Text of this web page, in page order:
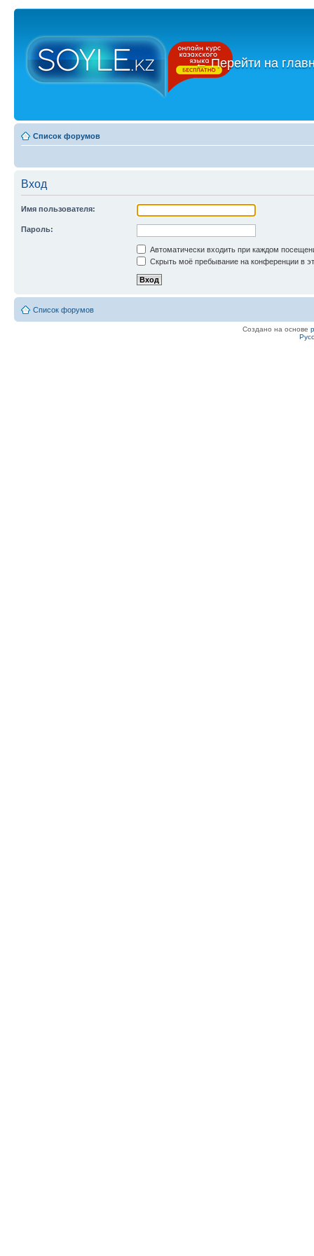
←Перейти на
Список форумов
Вход
Имя пользователя:
Пароль:
Автоматически входить при каждом
Скрыть моё пребывание на конференции в
Список форумов
Создано на основе